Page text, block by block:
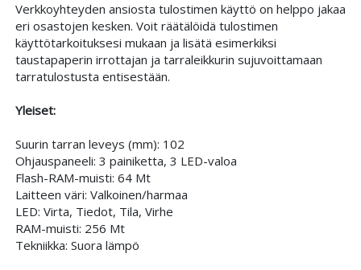
Verkkoyhteyden ansiosta tulostimen käyttö on helppo jakaa
eri osastojen kesken. Voit räätälöidä tulostimen
käyttötarkoituksesi mukaan ja lisätä esimerkiksi
taustapaperin irrottajan ja tarraleikkurin sujuvoittamaan
tarratulostusta entisestään.
Yleiset:
Suurin tarran leveys (mm): 102
Ohjauspaneeli: 3 painiketta, 3 LED-valoa
Flash-RAM-muisti: 64 Mt
Laitteen väri: Valkoinen/harmaa
LED: Virta, Tiedot, Tila, Virhe
RAM-muisti: 256 Mt
Tekniikka: Suora lämpö